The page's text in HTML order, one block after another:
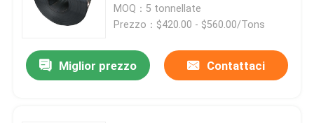
Griglia Antivari della caldaia
Rod d'acciaio rotondo
carbonio
MOQ：5 tonnellate
Prezzo：$420.00 - $560.00/Tons
Miglior prezzo Contattaci